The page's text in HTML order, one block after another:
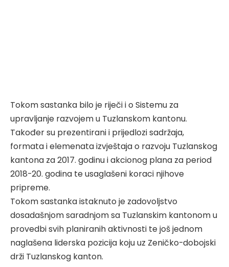
Tokom sastanka bilo je riječi i o Sistemu za
upravljanje razvojem u Tuzlanskom kantonu.
Također su prezentirani i prijedlozi sadržaja,
formata i elemenata izvještaja o razvoju Tuzlanskog
kantona za 2017. godinu i akcionog plana za period
2018-20. godina te usaglašeni koraci njihove
pripreme.
Tokom sastanka istaknuto je zadovoljstvo
dosadašnjom saradnjom sa Tuzlanskim kantonom u
provedbi svih planiranih aktivnosti te još jednom
naglašena liderska pozicija koju uz Zeničko-dobojski
drži Tuzlanskog kanton.